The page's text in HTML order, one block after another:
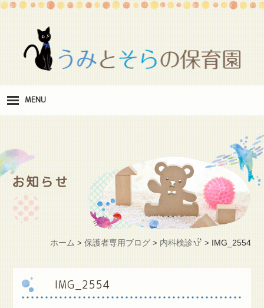
MENU
職
施 設紹介
護者様専用ブログ
お知らせ
ホーム > 保護者専用ブログ> 内科検診 > IMG_2554
IMG_2554